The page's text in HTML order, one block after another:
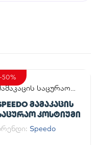
-50%
საცურაო
ᲛᲐᲛᲐᲙᲐᲪᲘᲡ
ᲙᲝᲡᲢᲘᲣᲛᲘ
Speedo